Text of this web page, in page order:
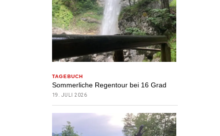
TAGEBUCH
Sommerliche Regentour bei 16 Grad
19. JULI 2026